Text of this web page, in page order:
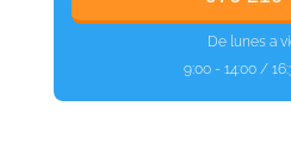
De lunes a
9:00 - 14:00 /